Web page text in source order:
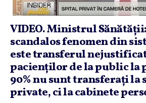
VIDEO. Ministrul
scandalos fenomen din
este transferul
pacienţilor de la public la
90% nu sunt transferaţi la
private, ci la cabinete